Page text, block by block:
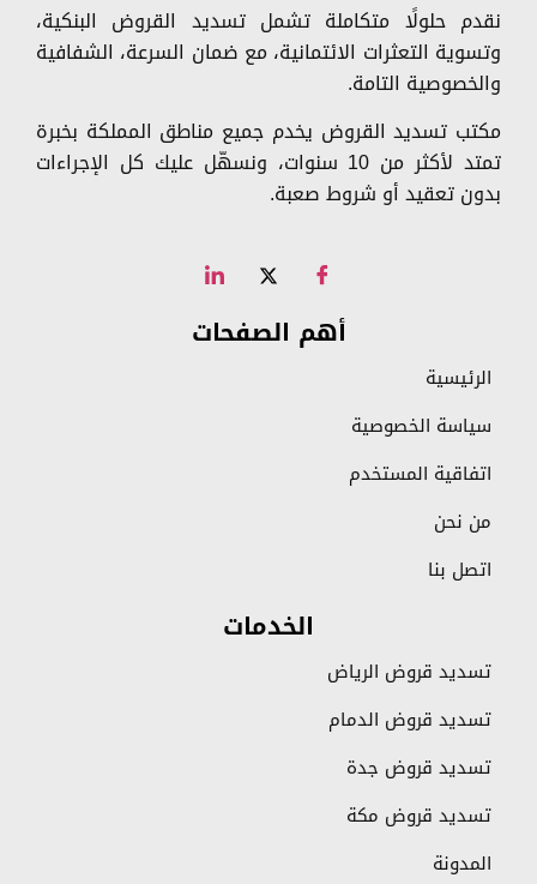
نقدم حلولًا متكاملة تشمل تسديد القروض البنكية،
وتسوية التعثرات الائتمانية، مع ضمان السرعة، الشفافية
والخصوصية التامة.
مكتب تسديد القروض يخدم جميع مناطق المملكة بخبرة
تمتد لأكثر من 10 سنوات، ونسهّل عليك كل الإجراءات
بدون تعقيد أو شروط صعبة.
أهم الصفحات
الرئيسية
سياسة الخصوصية
اتفاقية المستخدم
من نحن
اتصل بنا
الخدمات
تسديد قروض الرياض
تسديد قروض الدمام
تسديد قروض جدة
تسديد قروض مكة
المدونة